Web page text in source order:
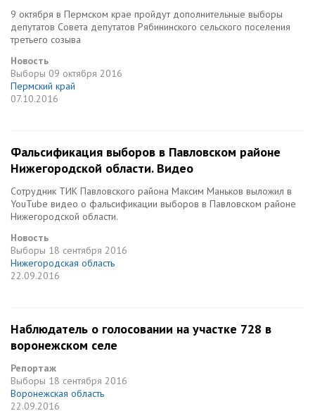
9 октября в Пермском крае пройдут дополнительные выборы
депутатов Совета депутатов Рябининского сельского поселения
третьего созыва
Новость
Выборы 09 октября 2016
Пермский край
07.10.2016
Фальсификация выборов в Павловском районе
Нижегородской области. Видео
Сотрудник ТИК Павловского района Максим Маньков выложил в
YouTube видео о фальсификации выборов в Павловском районе
Нижегородской области.
Новость
Выборы 18 сентября 2016
Нижегородская область
22.09.2016
Наблюдатель о голосовании на участке 728 в
воронежском селе
Репортаж
Выборы 18 сентября 2016
Воронежская область
22.09.2016